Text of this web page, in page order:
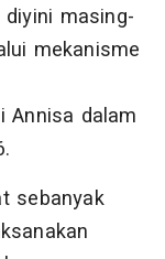
masing-
mekanisme
Annisa dalam
sebanyak